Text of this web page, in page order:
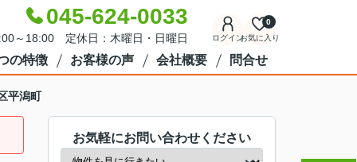
045-624-0033
～18:00 定休日：木曜日・日曜日 ログインお気に入り
0
の特徴 お客様の声 会社概要 問合せ
平潟町
お気軽にお問い合わせください